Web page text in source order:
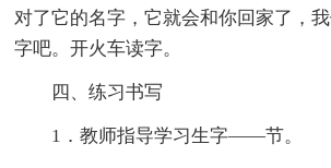
对了它的名字，它就会和你回家了，
字吧。开火车读字。
四、练习书写
1．教师指导学习生字——节。